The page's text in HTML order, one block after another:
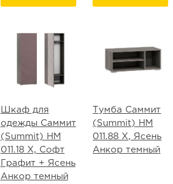
Шкаф для
одежды Саммит
(Summit) НМ
011.18 Х, Софт
Графит + Ясень
Анкор темный
Тумба Саммит
(Summit) НМ
011.88 Х, Ясень
Анкор темный